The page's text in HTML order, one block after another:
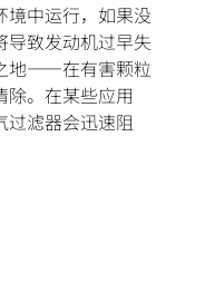
境中运行，如果没
导致发动机过早失
地——在有害颗粒
除。在某些应用
过滤器会迅速阻